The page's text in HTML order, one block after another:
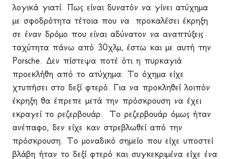
λογικά γιατί. Πως είναι δυνατόν να γίνει ατύχημα
με σφοδρότητα τέτοια που να
προκαλέσει έκρηξη
σε έναν δρόμο που είναι αδύνατον να αναπτύξεις
ταχύτητα πάνω από 30χλμ, έστω και με αυτή την
Porsche. Δεν πίστεψα ποτέ ότι η πυρκαγιά
προεκλήθη από το ατύχημα. Το όχημα είχε
χτυπήσει στο δεξί φτερό. Για να προκληθεί λοιπόν
έκρηξη θα έπρεπε μετά την πρόσκρουση να έχει
εκραγεί το ρεζερβουάρ.
Το ρεζερβουάρ όμως ήταν
ανέπαφο, δεν είχε καν στρεβλωθεί από την
πρόσκρουση. Το μοναδικό σημείο που είχε υποστεί
βλάβη ήταν το δεξί φτερό και συγκεκριμένα είχε ένα